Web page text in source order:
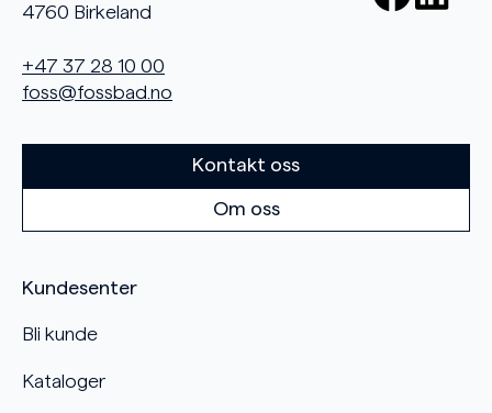
4760 Birkeland
+47 37 28 10 00
foss@fossbad.no
Kundesenter
Bli kunde
Kataloger
Kontakt oss
Om oss